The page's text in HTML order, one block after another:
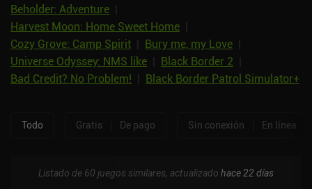
Beholder: Adventure
Harvest Moon: Home Sweet Home
Cozy Grove: Camp Spirit
Bury me, my Love
Universe Odyssey: NMS like
Black Border 2
Bad Credit? No Problem!
Black Border Patrol Simulator+
Todo Gratis De pago Sin conexión En línea
Listado de 60 juegos similares, actualizado hace 22 días